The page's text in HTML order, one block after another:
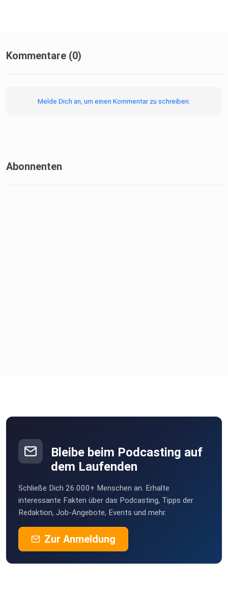
Kommentare (0)
Melde Dich an, um einen Kommentar zu schreiben.
Abonnenten
Bleibe beim Podcasting auf
dem Laufenden
Schließe Dich 26.000+ Menschen an. Erhalte
interessante Fakten über das Podcasting, Tipps der
Redaktion, Job-Angebote, Events und mehr.
Zur Anmeldung